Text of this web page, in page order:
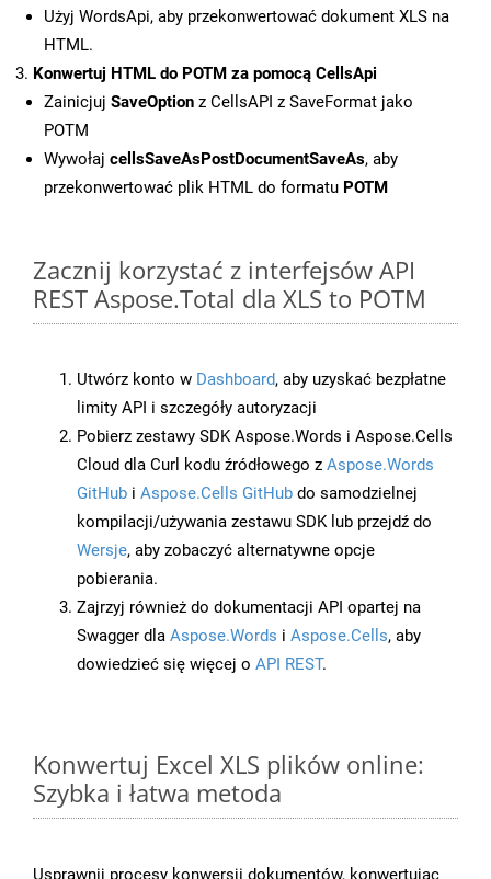
Użyj WordsApi, aby przekonwertować dokument XLS na
HTML.
Konwertuj HTML do POTM za pomocą CellsApi
Zainicjuj SaveOption z CellsAPI z SaveFormat jako
POTM
Wywołaj cellsSaveAsPostDocumentSaveAs, aby
przekonwertować plik HTML do formatu POTM
Zacznij korzystać z interfejsów API
REST Aspose.Total dla XLS to POTM
Utwórz konto w Dashboard, aby uzyskać bezpłatne
limity API i szczegóły autoryzacji
Pobierz zestawy SDK Aspose.Words i Aspose.Cells
Cloud dla Curl kodu źródłowego z Aspose.Words
GitHub i Aspose.Cells GitHub do samodzielnej
kompilacji/używania zestawu SDK lub przejdź do
Wersje, aby zobaczyć alternatywne opcje
pobierania.
Zajrzyj również do dokumentacji API opartej na
Swagger dla Aspose.Words i Aspose.Cells, aby
dowiedzieć się więcej o API REST.
Konwertuj Excel XLS plików online:
Szybka i łatwa metoda
Usprawnij procesy konwersji dokumentów, konwertując